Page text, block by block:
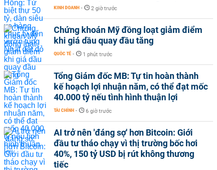
KINH DOANH - 2 giờ trước
Chứng khoán Mỹ đồng loạt giảm điểm
khi giá dầu quay đầu tăng
QUỐC TẾ - 1 phút trước
Tổng Giám đốc MB: Tự tin hoàn thành
kế hoạch lợi nhuận năm, có thể đạt mốc
40.000 tỷ nếu tình hình thuận lợi
TÀI CHÍNH - 6 giờ trước
AI trở nên 'đáng sợ' hơn Bitcoin: Giới
đầu tư tháo chạy vì thị trường bốc hơi
40%, 150 tỷ USD bị rút không thương
tiếc